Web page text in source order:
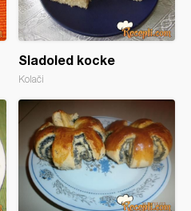
Sladoled kocke
Kolači